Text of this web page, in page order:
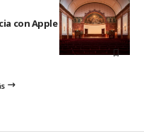
con Apple Music